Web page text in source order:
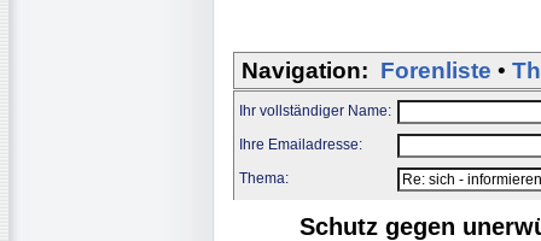
Navigation: Forenliste •
Ihr vollständiger Name:
Ihre Emailadresse:
Thema:
Schutz gegen